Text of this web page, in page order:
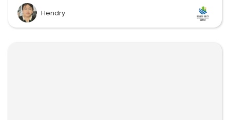
Hendry